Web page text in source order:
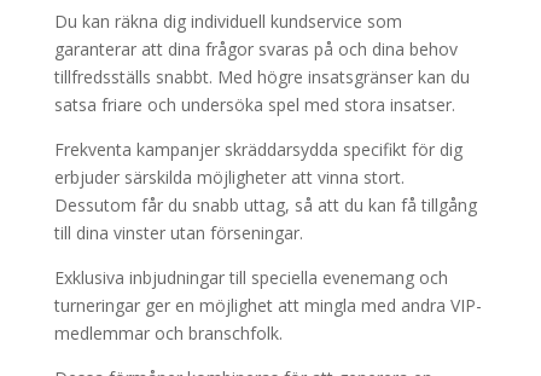
Du kan räkna dig individuell kundservice som
garanterar att dina frågor svaras på och dina behov
tillfredsställs snabbt. Med högre insatsgränser kan du
satsa friare och undersöka spel med stora insatser.
Frekventa kampanjer skräddarsydda specifikt för dig
erbjuder särskilda möjligheter att vinna stort.
Dessutom får du snabb uttag, så att du kan få tillgång
till dina vinster utan förseningar.
Exklusiva inbjudningar till speciella evenemang och
turneringar ger en möjlighet att mingla med andra VIP-
medlemmar och branschfolk.